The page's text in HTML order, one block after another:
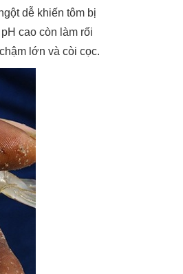
dễ khiến tôm bị
cao còn làm rối
lớn và còi cọc.